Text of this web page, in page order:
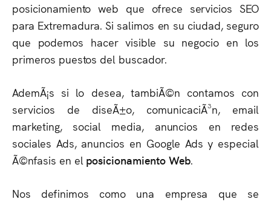
posicionamiento web que ofrece servicios SEO
para Extremadura. Si salimos en su ciudad, seguro
que podemos hacer visible su negocio en los
primeros puestos del buscador.
AdemÃ¡s si lo desea, tambiÃ©n contamos con
servicios de diseÃ±o, comunicaciÃ³n, email
marketing, social media, anuncios en redes
sociales Ads, anuncios en Google Ads y especial
Ã©nfasis en el posicionamiento Web.
Nos definimos como una empresa que se